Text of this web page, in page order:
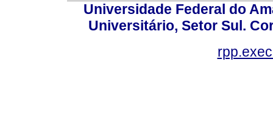
Universidade Federal do
Universitário, Setor Sul.